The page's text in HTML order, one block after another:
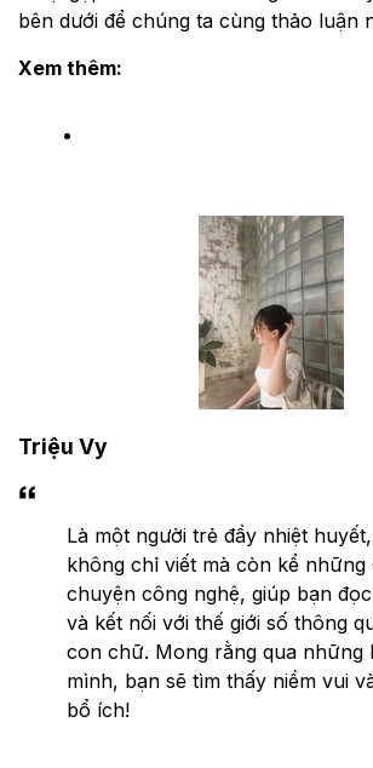
bên dưới để chúng ta cùng thảo luận
Xem thêm:
Triệu Vy
Là một người trẻ đầy nhiệt
không chỉ viết mà còn kể những
chuyện công nghệ, giúp bạn
và kết nối với thế giới số thông
con chữ. Mong rằng qua những
mình, bạn sẽ tìm thấy niềm vui
bổ ích!